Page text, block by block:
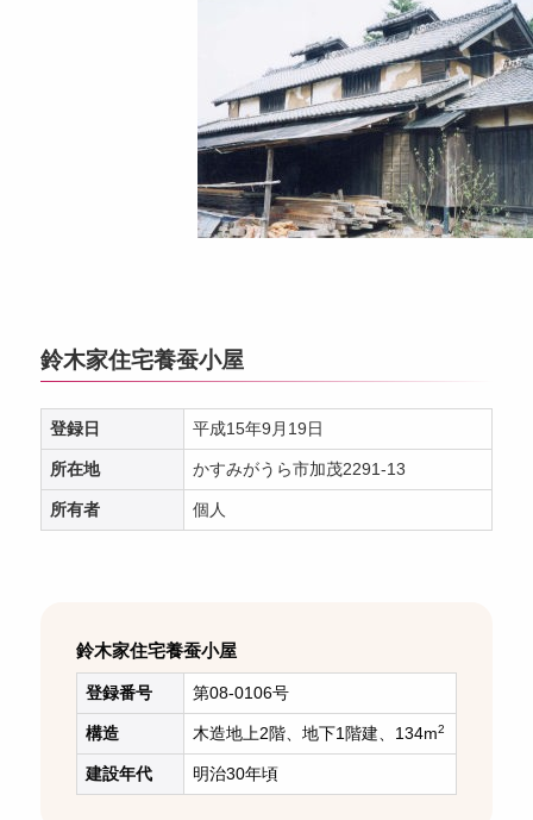
鈴木家住宅養蚕小屋
登録日 平成15年9月19日
所在地 かすみがうら市加茂2291-13
所有者 個人
鈴木家住宅養蚕小屋
登録番号 第08-0106号
構造 木造地上2階、地下1階建、134m2
建設年代 明治30年頃